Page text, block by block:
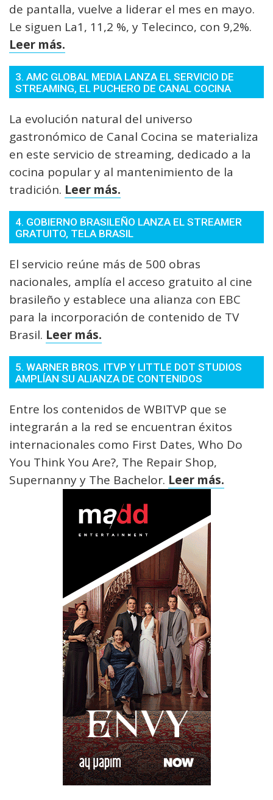
de pantalla, vuelve a liderar el mes en mayo.
Le siguen La1, 11,2 %, y Telecinco, con 9,2%.
Leer más.
3. AMC GLOBAL MEDIA LANZA EL SERVICIO DE
STREAMING, EL PUCHERO DE CANAL COCINA
La evolución natural del universo
gastronómico de Canal Cocina se materializa
en este servicio de streaming, dedicado a la
cocina popular y al mantenimiento de la
tradición. Leer más.
4. GOBIERNO BRASILEÑO LANZA EL STREAMER
GRATUITO, TELA BRASIL
El servicio reúne más de 500 obras
nacionales, amplía el acceso gratuito al cine
brasileño y establece una alianza con EBC
para la incorporación de contenido de TV
Brasil. Leer más.
5. WARNER BROS. ITVP Y LITTLE DOT STUDIOS
AMPLÍAN SU ALIANZA DE CONTENIDOS
Entre los contenidos de WBITVP que se
integrarán a la red se encuentran éxitos
internacionales como First Dates, Who Do
You Think You Are?, The Repair Shop,
Supernanny y The Bachelor. Leer más.